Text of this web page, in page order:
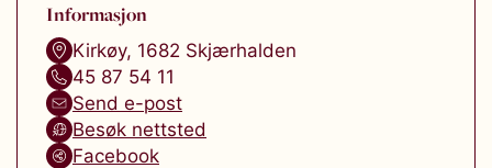
Informasjon
Kirkøy, 1682 Skjærhalden
45 87 54 11
Send e-post
Besøk nettsted
Facebook